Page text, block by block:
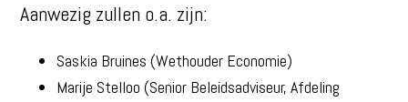
Aanwezig zullen o.a. zijn:
Saskia Bruines (Wethouder Economie)
Marije Stelloo (Senior Beleidsadviseur, Afdeling